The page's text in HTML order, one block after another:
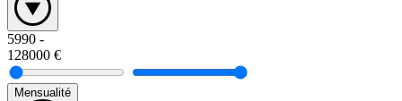
5990 -
128000 €
Mensualité